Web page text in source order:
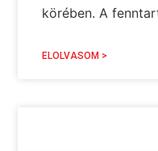
körében. A
ELOLVASOM >